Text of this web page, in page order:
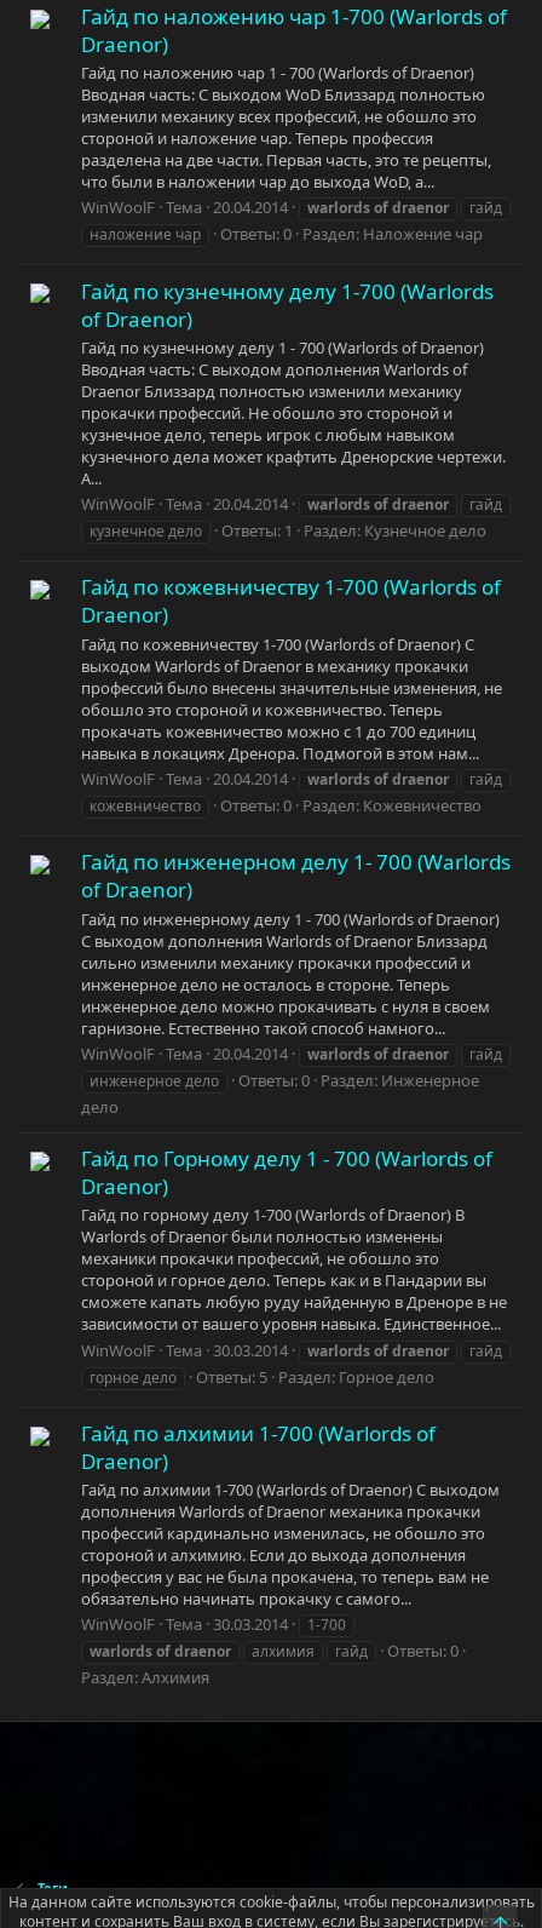
Гайд по наложению чар 1-700 (Warlords of
Draenor)
Гайд по наложению чар 1 - 700 (Warlords of Draenor)
Вводная часть: С выходом WoD Близзард полностью
изменили механику всех профессий, не обошло это
стороной и наложение чар. Теперь профессия
разделена на две части. Первая часть, это те рецепты,
что были в наложении чар до выхода WoD, а...
WinWoolF Тема 20.04.2014 warlordsofdraenor
гайд
наложение чар
Ответы: 0 Раздел: Наложение чар
Гайд по кузнечному делу 1-700 (Warlords
of Draenor)
Гайд по кузнечному делу 1 - 700 (Warlords of Draenor)
Вводная часть: С выходом дополнения Warlords of
Draenor Близзард полностью изменили механику
прокачки профессий. Не обошло это стороной и
кузнечное дело, теперь игрок с любым навыком
кузнечного дела может крафтить Дренорские чертежи.
А...
WinWoolF Тема 20.04.2014 warlordsofdraenor
гайд
кузнечное дело
Ответы: 1 Раздел: Кузнечное дело
Гайд по кожевничеству 1-700 (Warlords of
Draenor)
Гайд по кожевничеству 1-700 (Warlords of Draenor) С
выходом Warlords of Draenor в механику прокачки
профессий было внесены значительные изменения, не
обошло это стороной и кожевничество. Теперь
прокачать кожевничество можно с 1 до 700 единиц
навыка в локациях Дренора. Подмогой в этом нам...
WinWoolF Тема 20.04.2014 warlordsofdraenor
гайд
кожевничество
Ответы: 0 Раздел: Кожевничество
Гайд по инженерном делу 1- 700 (Warlords
of Draenor)
Гайд по инженерному делу 1 - 700 (Warlords of Draenor)
С выходом дополнения Warlords of Draenor Близзард
сильно изменили механику прокачки профессий и
инженерное дело не осталось в стороне. Теперь
инженерное дело можно прокачивать с нуля в своем
гарнизоне. Естественно такой способ намного...
WinWoolF Тема 20.04.2014 warlordsofdraenor
гайд
инженерное дело
Ответы: 0 Раздел: Инженерное
дело
Гайд по Горному делу 1 - 700 (Warlords of
Draenor)
Гайд по горному делу 1-700 (Warlords of Draenor) В
Warlords of Draenor были полностью изменены
механики прокачки профессий, не обошло это
стороной и горное дело. Теперь как и в Пандарии вы
сможете капать любую руду найденную в Дреноре в не
зависимости от вашего уровня навыка. Единственное...
WinWoolF Тема 30.03.2014 warlordsofdraenor
гайд
горное дело
Ответы: 5 Раздел: Горное дело
Гайд по алхимии 1-700 (Warlords of
Draenor)
Гайд по алхимии 1-700 (Warlords of Draenor) С выходом
дополнения Warlords of Draenor механика прокачки
профессий кардинально изменилась, не обошло это
стороной и алхимию. Если до выхода дополнения
профессия у вас не была прокачена, то теперь вам не
обязательно начинать прокачку с самого...
WinWoolF Тема 30.03.2014
1-700
warlordsofdraenor алхимия гайд
Ответы: 0
Раздел:Алхимия
Теги
На данном сайте используются cookie-файлы, чтобы персонализировать
контент и сохранить Ваш вход в систему, если Вы зарегистрируетесь.
Верх